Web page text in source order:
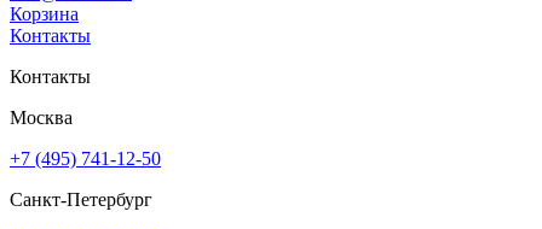
Корзина
Контакты
Контакты
Москва
+7 (495) 741-12-50
Санкт-Петербург